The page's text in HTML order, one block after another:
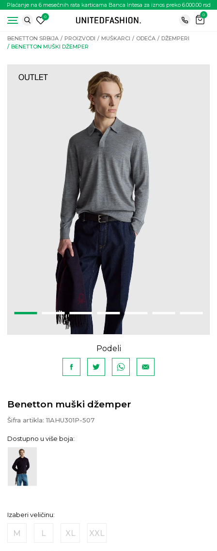
Plaćanje na 6 mesečnih rata karticama Banca Intesa za iznos preko 6.000.00 rsd
0
0
BENETTON SRBIJA PROIZVODI MUŠKARCI ODEĆA
DŽEMPERI
BENETTON MUŠKI DŽEMPER
Podeli
Benetton muški džemper
Šifra artikla:11AHU301P-507
Dostupno u više boja:
Izaberi veličinu:
M L XL XXL